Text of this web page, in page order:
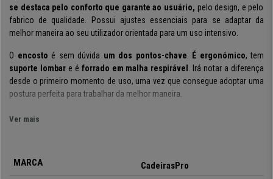
se destaca pelo conforto que garante ao usuário, pelo design, e pelo
fabrico de qualidade. Possui ajustes essenciais para se adaptar da
melhor maneira ao seu utilizador orientada para um uso intensivo.
O encosto é sem dúvida um dos pontos-chave: É ergonómico, tem
suporte lombare é forrado em malha respirável . Irá notar a diferença
desde o primeiro momento de uso, uma vez que consegue adoptar uma
postura perfeita para trabalhar da melhor maneira.
Odesign
Inclui mecanismo de reclinação com 3 posições
Ver mais
MARCA
CadeirasPro